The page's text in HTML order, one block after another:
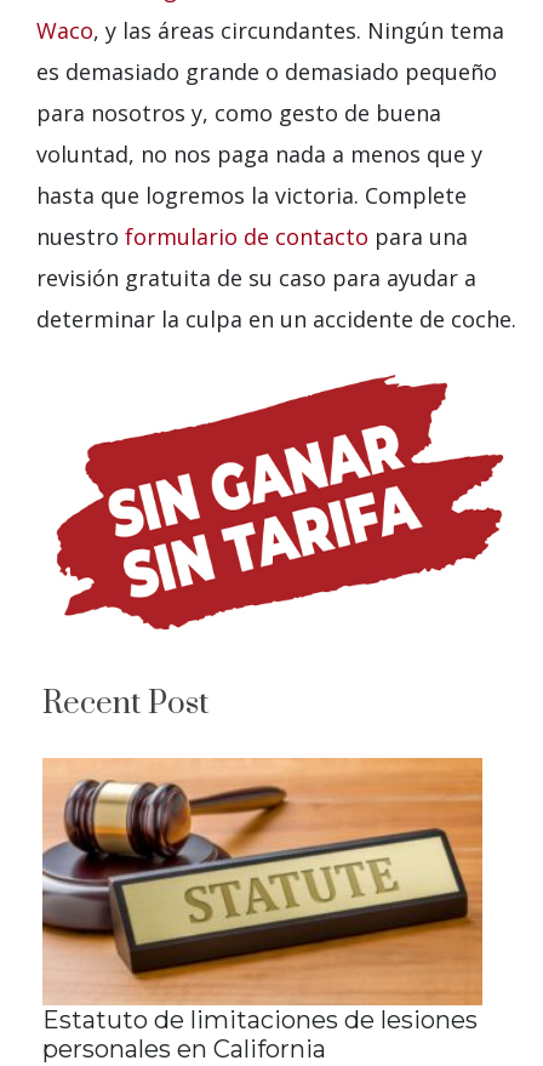
Waco, y las áreas circundantes. Ningún tema
es demasiado grande o demasiado pequeño
para nosotros y, como gesto de buena
voluntad, no nos paga nada a menos que y
hasta que logremos la victoria. Complete
nuestro formulario de contacto para una
revisión gratuita de su caso para ayudar a
determinar la culpa en un accidente de coche.
Recent Post
Estatuto de limitaciones de lesiones
personales en California